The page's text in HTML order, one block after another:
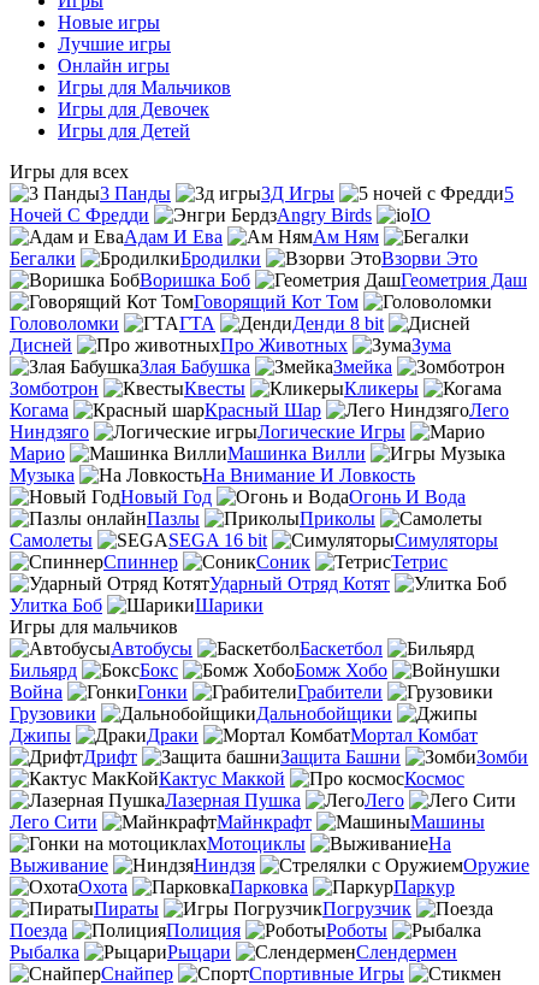
Новые игры
Лучшие игры
Онлайн игры
Игры для Мальчиков
Игры для Девочек
Игры для Детей
Игры для всех
3 Панды
3Д Игры
5
Ночей С Фредди
Angry Birds
IO
Адам И Ева
Ам Ням
Бегалки
Бродилки
Взорви Это
Воришка Боб
Геометрия Даш
Говорящий Кот Том
Головоломки
ГТА
Денди 8 bit
Дисней
Про Животных
Зума
Злая Бабушка
Змейка
Зомботрон
Квесты
Кликеры
Когама
Красный Шар
Лего
Ниндзяго
Логические Игры
Марио
Машинка Вилли
Музыка
На Внимание И Ловкость
Новый Год
Огонь И Вода
Пазлы
Приколы
Самолеты
SEGA 16 bit
Симуляторы
Спиннер
Соник
Тетрис
Ударный Отряд Котят
Улитка Боб
Шарики
Игры для мальчиков
Автобусы
Баскетбол
Бильярд
Бокс
Бомж Хобо
Война
Гонки
Грабители
Грузовики
Дальнобойщики
Джипы
Драки
Мортал Комбат
Дрифт
Защита Башни
Зомби
Кактус Маккой
Космос
Лазерная Пушка
Лего
Лего Сити
Майнкрафт
Машины
Мотоциклы
На
Выживание
Ниндзя
Оружие
Охота
Парковка
Паркур
Пираты
Погрузчик
Поезда
Полиция
Роботы
Рыбалка
Рыцари
Слендермен
Снайпер
Спортивные Игры